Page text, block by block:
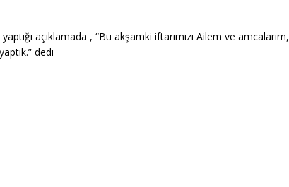
açıklamada , “Bu akşamki iftarımızı Ailem ve amcalarım,
dedi